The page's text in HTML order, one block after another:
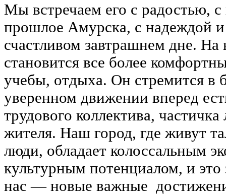
Мы встречаем его с радостью, с
прошлое Амурска, с надеждой и
счастливом завтрашнем дне.
становится все более
учебы, отдыха. Он стремится в
уверенном движении вперед
трудового коллектива,
жителя. Наш город, где живут
люди, обладает колоссальным
культурным потенциалом, и это
нас — новые важные